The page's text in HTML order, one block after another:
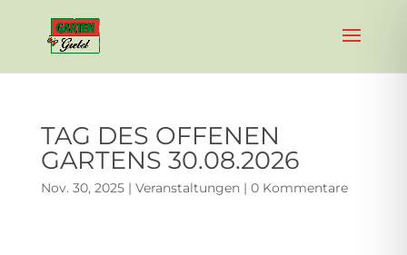
TAG DES OFFENEN
GARTENS 30.08.2026
Nov. 30, 2025| Veranstaltungen| 0 Kommentare